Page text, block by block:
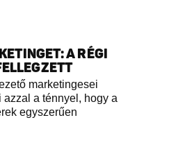
A RÉGI
marketingesei
a ténnyel, hogy a
egyszerűen